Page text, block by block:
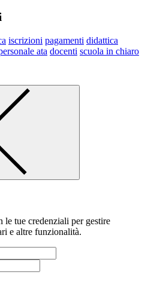
iscrizioni pagamenti didattica
ata docenti scuola in chiaro
le tue credenziali per gestire
e altre funzionalità.